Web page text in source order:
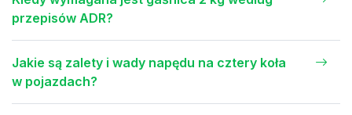
przepisów ADR?
Jakie są zalety i wady napędu na cztery koła
w pojazdach?